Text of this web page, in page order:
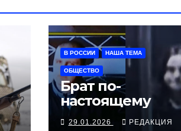
В РОССИИ НАША ТЕМА
ОБЩЕСТВО
Брат по-
настоящему
29.01.2026 РЕДАКЦИЯ